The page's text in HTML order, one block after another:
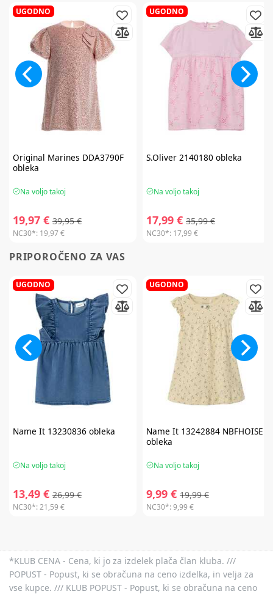
UGODNO
Original Marines DDA3790F
obleka
Na voljo takoj
19,97 € 39,95 €
NC30*: 19,97 €
UGODNO
S.Oliver2140180 obleka
Na voljo takoj
17,99 € 35,99 €
NC30*: 17,99 €
PRIPOROČENO ZA VAS
UGODNO
Name It13230836 obleka
Na voljo takoj
13,49 € 26,99 €
NC30*:21,59 €
UGODNO
Name It13242884 NBFHOISE
obleka
Na voljo takoj
9,99 € 19,99 €
NC30*:9,99 €
*KLUB CENA - Cena, ki jo za izdelek plača član kluba. ///
POPUST - Popust, ki se obračuna na ceno izdelka, in velja za
vse kupce. /// KLUB POPUST - Popust, ki se obračuna na ceno